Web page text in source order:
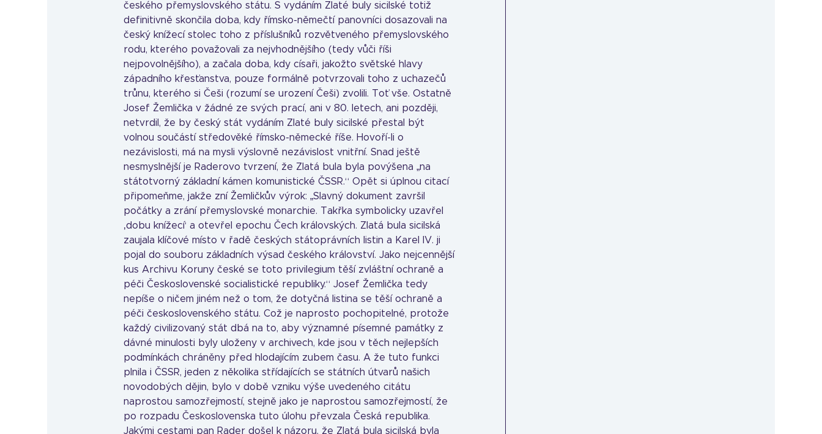
českého přemyslovského státu. S vydáním Zlaté buly sicilské totiž
definitivně skončila doba, kdy římsko-němečtí panovníci dosazovali na
český knížecí stolec toho z příslušníků rozvětveného přemyslovského
rodu, kterého považovali za nejvhodnějšího (tedy vůči říši
nejpovolnějšího), a začala doba, kdy císaři, jakožto světské hlavy
západního křesťanstva, pouze formálně potvrzovali toho z uchazečů
trůnu, kterého si Češi (rozumí se urození Češi) zvolili. Toť vše. Ostatně
Josef Žemlička v žádné ze svých prací, ani v 80. letech, ani později,
netvrdil, že by český stát vydáním Zlaté buly sicilské přestal být
volnou součástí středověké římsko-německé říše. Hovoří-li o
nezávislosti, má na mysli výslovně nezávislost vnitřní. Snad ještě
nesmyslnější je Raderovo tvrzení, že Zlatá bula byla povýšena „na
státotvorný základní kámen komunistické ČSSR.“ Opět si úplnou citací
připomeňme, jakže zní Žemličkův výrok: „Slavný dokument završil
počátky a zrání přemyslovské monarchie. Takřka symbolicky uzavřel
‚dobu knížecí‘ a otevřel epochu Čech královských. Zlatá bula sicilská
zaujala klíčové místo v řadě českých státoprávních listin a Karel IV. ji
pojal do souboru základních výsad českého království. Jako nejcennější
kus Archivu Koruny české se toto privilegium těší zvláštní ochraně a
péči Československé socialistické republiky.“ Josef Žemlička tedy
nepíše o ničem jiném než o tom, že dotyčná listina se těší ochraně a
péči československého státu. Což je naprosto pochopitelné, protože
každý civilizovaný stát dbá na to, aby významné písemné památky z
dávné minulosti byly uloženy v archivech, kde jsou v těch nejlepších
podmínkách chráněny před hlodajícím zubem času. A že tuto funkci
plnila i ČSSR, jeden z několika střídajících se státních útvarů našich
novodobých dějin, bylo v době vzniku výše uvedeného citátu
naprostou samozřejmostí, stejně jako je naprostou samozřejmostí, že
po rozpadu Československa tuto úlohu převzala Česká republika.
Jakými cestami pan Rader došel k názoru, že Zlatá bula sicilská byla